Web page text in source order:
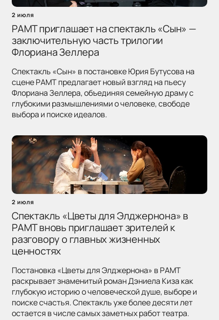
2 июля
РАМТ приглашает на спектакль «Сын» —
заключительную часть трилогии
Флориана Зеллера
Спектакль «Сын» в постановке Юрия Бутусова на
сцене РАМТ предлагает новый взгляд на пьесу
Флориана Зеллера, объединяя семейную драму с
глубокими размышлениями о человеке, свободе
выбора и поиске идеалов.
2 июля
Спектакль «Цветы для Элджернона» в
РАМТ вновь приглашает зрителей к
разговору о главных жизненных
ценностях
Постановка «Цветы для Элджернона» в РАМТ
раскрывает знаменитый роман Дэниела Киза как
глубокую историю о человеческой душе, выборе и
поиске счастья. Спектакль уже более десяти лет
остается в числе самых заметных работ театра.